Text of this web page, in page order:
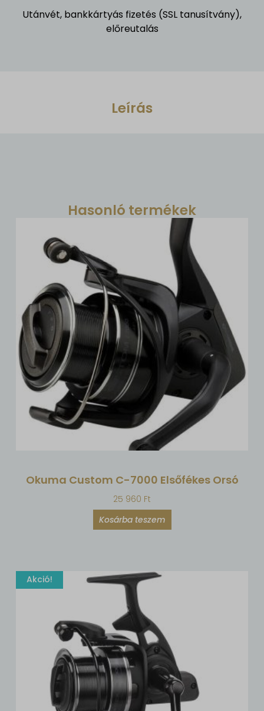
Utánvét, bankkártyás fizetés (SSL tanusítvány),
előreutalás
Leírás
Hasonló termékek
Okuma Custom C-7000 Elsőfékes Orsó
25 960 Ft
Kosárba teszem
Akció!